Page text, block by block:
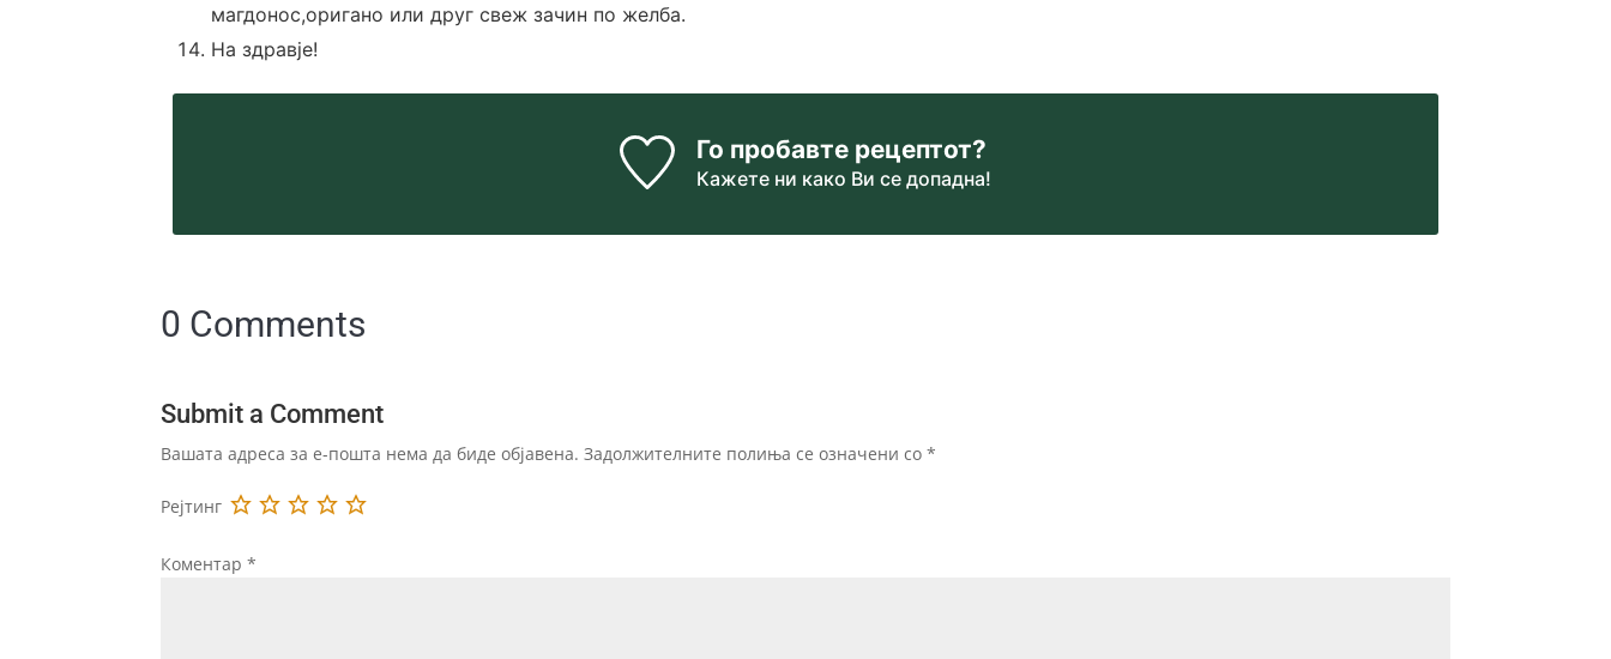
магдонос,оригано или друг свеж зачин по желба.
На здравје!
Го пробавте рецептот?
Кажете ни како Ви се допадна!
0 Comments
Submit a Comment
Вашата адреса за е-пошта нема да биде објавена. Задолжителните полиња се означени со*
Рејтинг
Коментар*